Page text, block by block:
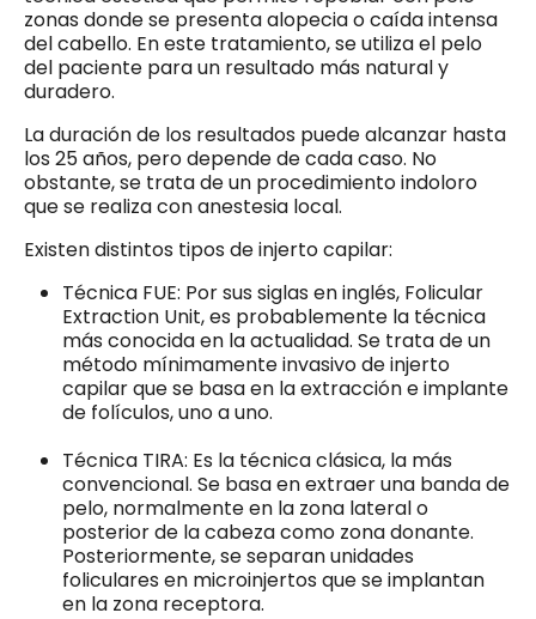
zonas donde se presenta alopecia o caída intensa
del cabello. En este tratamiento, se utiliza el pelo
del paciente para un resultado más natural y
duradero.
La duración de los resultados puede alcanzar hasta
los 25 años, pero depende de cada caso. No
obstante, se trata de un procedimiento indoloro
que se realiza con anestesia local.
Existen distintos tipos de injerto capilar:
Técnica FUE: Por sus siglas en inglés, Folicular
Extraction Unit, es probablemente la técnica
más conocida en la actualidad. Se trata de un
método mínimamente invasivo de injerto
capilar que se basa en la extracción e implante
de folículos, uno a uno.
Técnica TIRA: Es la técnica clásica, la más
convencional. Se basa en extraer una banda de
pelo, normalmente en la zona lateral o
posterior de la cabeza como zona donante.
Posteriormente, se separan unidades
foliculares en microinjertos que se implantan
en la zona receptora.